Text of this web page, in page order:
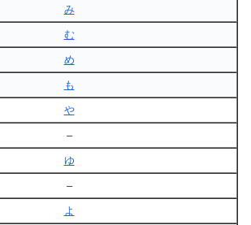
み
む
め
も
や
–
ゆ
–
よ